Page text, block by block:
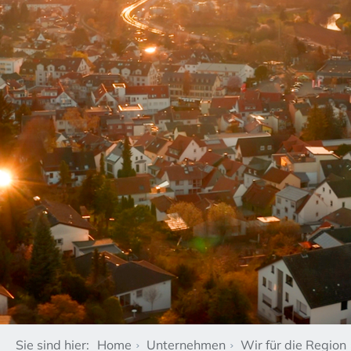
Sie sind hier: Home Unternehmen Wir für die Region